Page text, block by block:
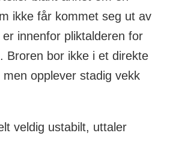
ikke får kommet seg ut av
innenfor pliktalderen for
Broren bor ikke i et direkte
opplever stadig vekk
veldig ustabilt, uttaler